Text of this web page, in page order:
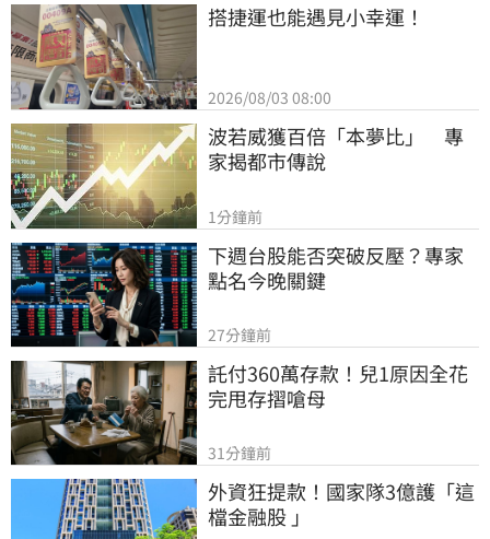
搭捷運也能遇見小幸運！
2026/08/03 08:00
波若威獲百倍「本夢比」　專
家揭都市傳說
1分鐘前
下週台股能否突破反壓？專家
點名今晚關鍵
27分鐘前
託付360萬存款！兒1原因全花
完甩存摺嗆母
31分鐘前
外資狂提款！國家隊3億護「這
檔金融股 」